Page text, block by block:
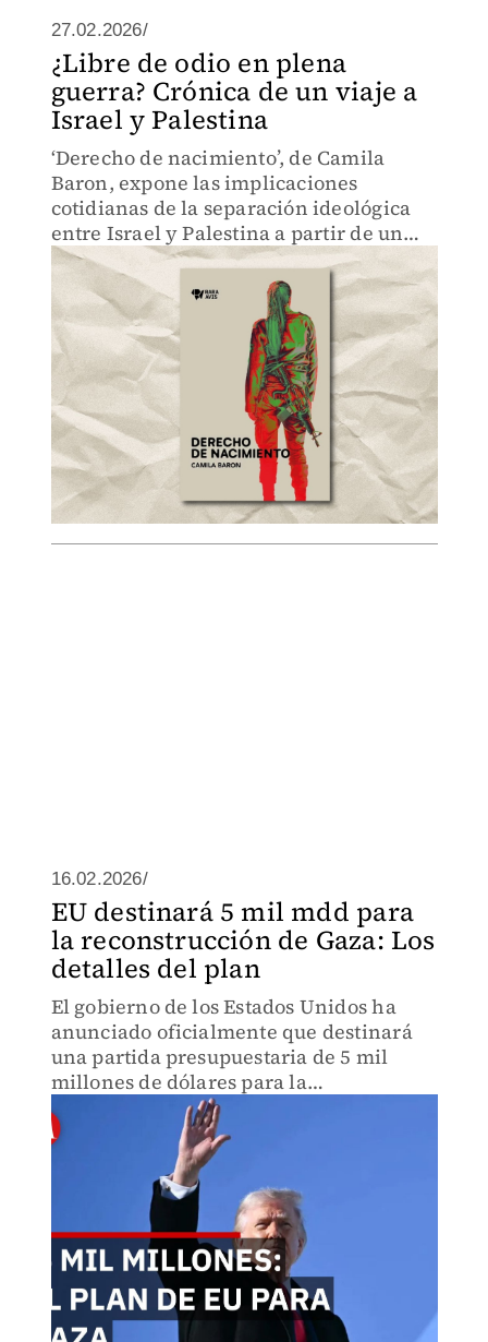
27.02.2026/
¿Libre de odio en plena
guerra? Crónica de un viaje a
Israel y Palestina
‘Derecho de nacimiento’, de Camila
Baron, expone las implicaciones
cotidianas de la separación ideológica
entre Israel y Palestina a partir de un
viaje juvenil.
16.02.2026/
EU destinará 5 mil mdd para
la reconstrucción de Gaza: Los
detalles del plan
El gobierno de los Estados Unidos ha
anunciado oficialmente que destinará
una partida presupuestaria de 5 mil
millones de dólares para la
reconstrucción de la Franja de Gaza.